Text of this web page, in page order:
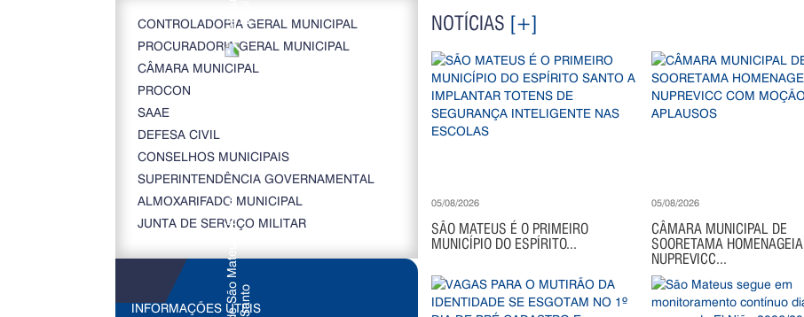
CONTROLADORIA GERAL MUNICIPAL
PROCURADORIA GERAL MUNICIPAL
CÂMARA MUNICIPAL
PROCON
SAAE
DEFESA CIVIL
CONSELHOS MUNICIPAIS
SUPERINTENDÊNCIA GOVERNAMENTAL
ALMOXARIFADO MUNICIPAL
JUNTA DE SERVIÇO MILITAR
INFORMAÇÕES ÚTEIS
NOTÍCIAS [+]
05/08/2026
SÃO MATEUS É O PRIMEIRO
MUNICÍPIO DO ESPÍRITO...
05/08/2026
CÂMARA MUNICIPAL DE
SOORETAMA HOMENAGEIA
NUPREVICC...